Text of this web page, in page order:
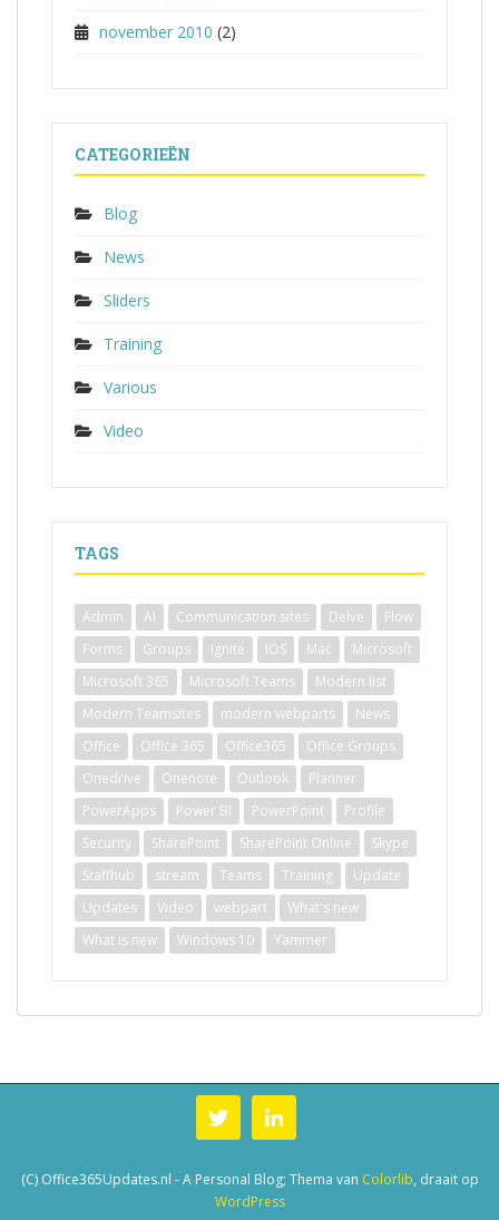
november 2010 (2)
CATEGORIEËN
Blog
News
Sliders
Training
Various
Video
TAGS
Admin AI Communication sites Delve
Flow
Forms
Groups Ignite IOS Mac
Microsoft
Microsoft 365
Microsoft Teams
Modern list
Modern Teamsites
modern webparts
News
Office
Office 365 Office365
Office Groups
Onedrive
Onenote Outlook
Planner
PowerApps
Power BI PowerPoint
Profile
Security
SharePoint SharePoint Online
Skype
Staffhub
stream Teams Training
Update
Updates
Video webpart
What's new
What is new
Windows 10 Yammer
(C) Office365Updates.nl - A Personal Blog; Thema van Colorlib, draait op
WordPress